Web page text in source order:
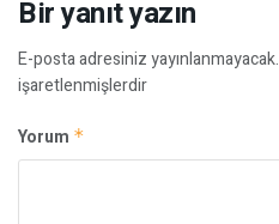
Bir yanıt yazın
E-posta adresiniz yayınlanmayacak.
işaretlenmişlerdir
Yorum *